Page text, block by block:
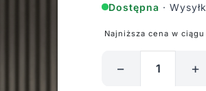
Dostępna ·
Najniższa cena w
− +